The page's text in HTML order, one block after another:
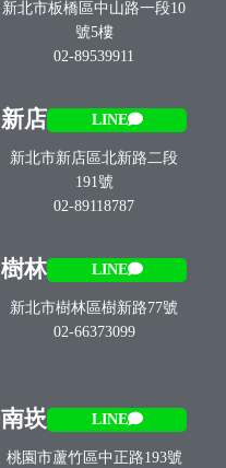
新北市板橋區中山路一段10
號5樓
02-89539911
新店 LINE
新北市新店區北新路二段
191號
02-89118787
樹林 LINE
新北市樹林區樹新路77號
02-66373099
南崁 LINE
桃園市蘆竹區中正路193號